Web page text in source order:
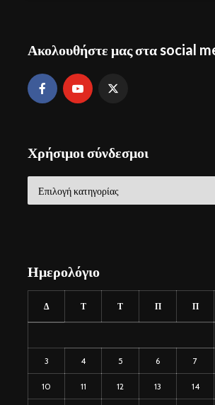
Ακολουθήστε μας στα social
Χρήσιμοι σύνδεσμοι
σύνδεσμοι
Ημερολόγιο
Δ Τ Τ Π Π
3 4 5 6 7
10 11 12 13 14